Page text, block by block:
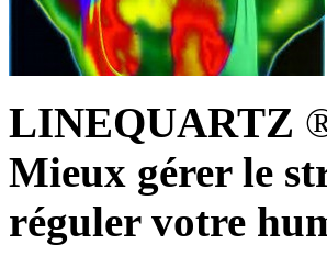
LINEQUARTZ
Mieux gérer le
réguler votre